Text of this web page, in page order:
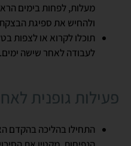
מעלות, לפחות בימים
ולהחיש את ספיגת הבצקת
תוכלו לקרוא או לצפות
לעבודה לאחר שישה ימים.
פעילות גופנית
התחילו בהליכה בהקדם